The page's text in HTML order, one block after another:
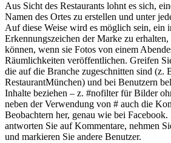
Aus Sicht des Restaurants lohnt es sich,
Namen des Ortes zu erstellen und unter
Auf diese Weise wird es möglich sein, ein
Erkennungszeichen der Marke zu
können, wenn sie Fotos von einem
Räumlichkeiten veröffentlichen. Greifen
die auf die Branche zugeschnitten sind (z.
RestaurantMünchen) und bei Benutzern
Inhalte beziehen – z. #nofilter für Bilder
neben der Verwendung von # auch die
Beobachtern her, genau wie bei Facebook.
antworten Sie auf Kommentare, nehmen
und markieren Sie andere Benutzer.